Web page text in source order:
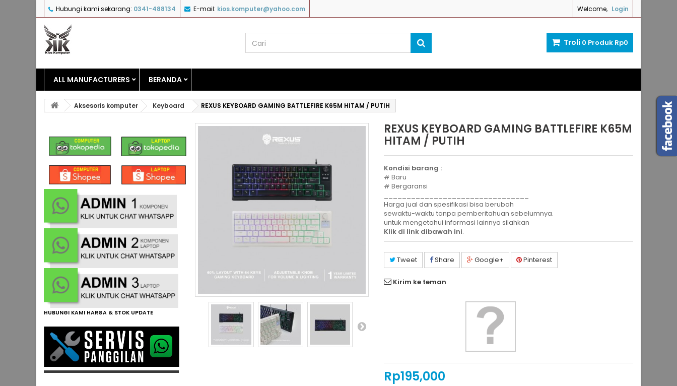
Welcome, Login
Hubungi kami sekarang: 0341-488134 E-mail: kios.komputer@yahoo.com
Troli 0 Produk Rp‎0
ALL MANUFACTURERS BERANDA
Aksesoris komputer Keyboard REXUS KEYBOARD GAMING BATTLEFIRE K65M HITAM / PUTIH
HUBUNGI KAMI HARGA & STOK UPDATE
REXUS KEYBOARD GAMING BATTLEFIRE K65M
HITAM / PUTIH
Kondisi barang :
# Baru
# Bergaransi
Harga jual dan spesifikasi bisa berubah
sewaktu-waktu tanpa pemberitahuan sebelumnya.
untuk mengetahui informasi lainnya silahkan
Klik di link dibawah ini.
Tweet Share Google+ Pinterest
Kirim ke teman
Rp‎195,000